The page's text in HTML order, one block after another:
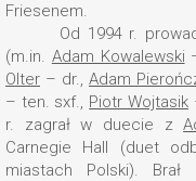
Friesenem.
Od 1994 r.
(m.in. Adam Kowalewski
Olter – dr., Adam
– ten. sxf., Piotr Wojtasik
r. zagrał w duecie z
Carnegie Hall (duet
miastach Polski). Brał